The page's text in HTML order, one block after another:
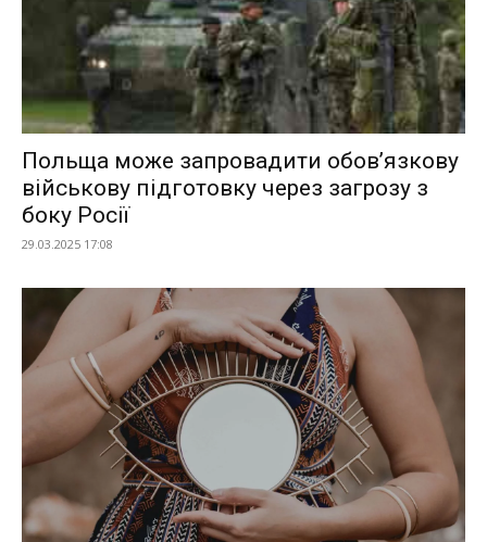
Польща може запровадити обов’язкову
військову підготовку через загрозу з
боку Росії
29.03.2025 17:08